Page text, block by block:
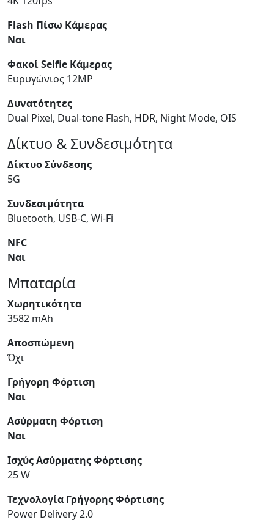
Flash Πίσω Κάμερας
Ναι
Φακοί Selfie Κάμερας
Ευρυγώνιος 12MP
Δυνατότητες
Dual Pixel, Dual-tone Flash, HDR, Night Mode, OIS
Δίκτυο & Συνδεσιμότητα
Δίκτυο Σύνδεσης
5G
Συνδεσιμότητα
Bluetooth, USB-C, Wi-Fi
NFC
Ναι
Μπαταρία
Χωρητικότητα
3582 mAh
Αποσπώμενη
Όχι
Γρήγορη Φόρτιση
Ναι
Ασύρματη Φόρτιση
Ναι
Ισχύς Ασύρματης Φόρτισης
25 W
Τεχνολογία Γρήγορης Φόρτισης
Power Delivery 2.0